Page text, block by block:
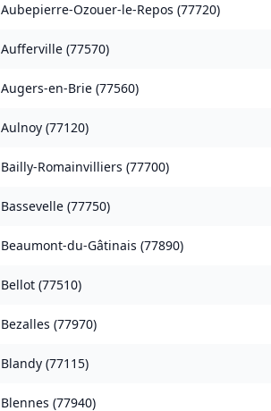
Aubepierre-Ozouer-le-Repos (77720)
Aufferville (77570)
Augers-en-Brie (77560)
Aulnoy (77120)
Bailly-Romainvilliers (77700)
Bassevelle (77750)
Beaumont-du-Gâtinais (77890)
Bellot (77510)
Bezalles (77970)
Blandy (77115)
Blennes (77940)